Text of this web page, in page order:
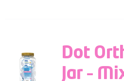
Dot
Jar –